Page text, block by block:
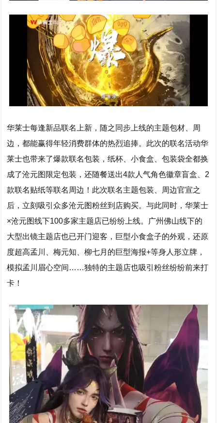
华莱士每逢新品联名上新，随之同步上线的主题包材、周
边，都能赢得年轻消费群体的热烈追捧。此次的联名活动华
莱士也带来了爆款联名包装，纸杯、小食盒、包装袋全都换
成了沧元图限定包装，还随餐送出4款人气角色徽章盲盒、2
款联名贴纸等联名周边！此次联名主题包装、周边官宣之
后，立刻吸引众多沧元图粉丝到店购买。与此同时，华莱士
×沧元图线下100多家主题店已纷纷上线。广州佛山线下的
大型出镜主题店也已开门迎客，巨型小食盒子的外观，还原
度超高孟川、梅元知、柳七月的巨型海报+等身人形立牌，
模拟孟川眉心空间……独特的主题店也吸引粉丝纷纷前来打
卡！